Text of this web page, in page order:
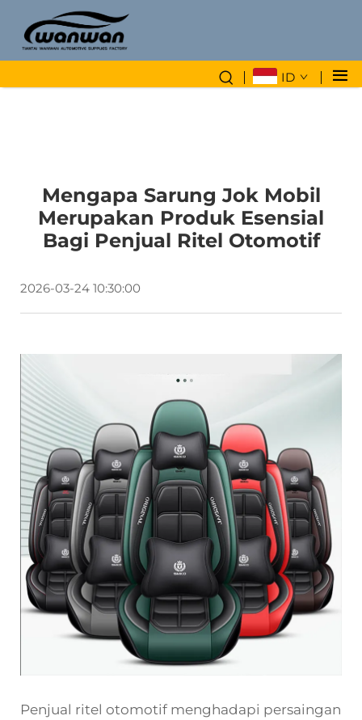
ID
Mengapa Sarung Jok Mobil
Merupakan Produk Esensial
Bagi Penjual Ritel Otomotif
2026-03-24 10:30:00
Penjual ritel otomotif menghadapi persaingan